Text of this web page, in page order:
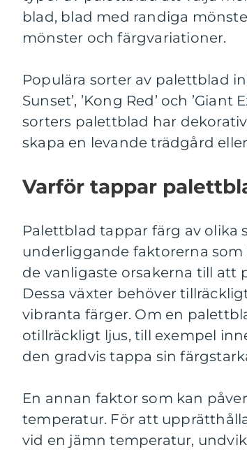
blad, blad med randiga
mönster och färgvariationer.
Populära sorter av palettblad
Sunset’, ’Kong Red’ och
sorters palettblad har
skapa en levande trädgård
Varför tappar
Palettblad tappar färg av olika
underliggande faktorerna som
de vanligaste orsakerna till att
Dessa växter behöver
vibranta färger. Om en
otillräckligt ljus, till exempel
den gradvis tappa sin
En annan faktor som kan
temperatur. För att
vid en jämn temperatur,